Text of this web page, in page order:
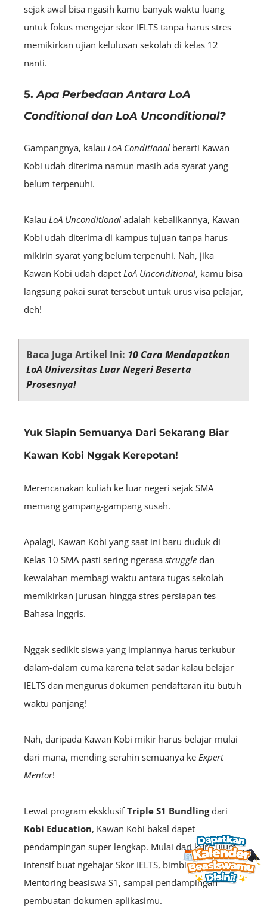
sejak awal bisa ngasih kamu banyak waktu luang
untuk fokus mengejar skor IELTS tanpa harus stres
memikirkan ujian kelulusan sekolah di kelas 12
nanti.
5.Apa Perbedaan Antara LoA
Conditional dan LoA Unconditional?
Gampangnya, kalau LoA Conditional berarti Kawan
Kobi udah diterima namun masih ada syarat yang
belum terpenuhi.
Kalau LoA Unconditional adalah kebalikannya, Kawan
Kobi udah diterima di kampus tujuan tanpa harus
mikirin syarat yang belum terpenuhi. Nah, jika
Kawan Kobi udah dapet LoA Unconditional, kamu bisa
langsung pakai surat tersebut untuk urus visa pelajar,
deh!
Baca Juga Artikel Ini: 10 Cara Mendapatkan
LoA Universitas Luar Negeri Beserta
Prosesnya!
Yuk Siapin Semuanya Dari Sekarang Biar
Kawan Kobi Nggak Kerepotan!
Merencanakan kuliah ke luar negeri sejak SMA
memang gampang-gampang susah.
Apalagi, Kawan Kobi yang saat ini baru duduk di
Kelas 10 SMA pasti sering ngerasa struggle dan
kewalahan membagi waktu antara tugas sekolah
memikirkan jurusan hingga stres persiapan tes
Bahasa Inggris.
Nggak sedikit siswa yang impiannya harus terkubur
dalam-dalam cuma karena telat sadar kalau belajar
IELTS dan mengurus dokumen pendaftaran itu butuh
waktu panjang!
Nah, daripada Kawan Kobi mikir harus belajar mulai
dari mana, mending serahin semuanya ke Expert
Mentor!
Lewat program eksklusifTriple S1 Bundlingdari
Kobi Education, Kawan Kobi bakal dapet
pendampingan super lengkap. Mulai dari kurikulum
intensif buat ngehajar Skor IELTS, bimbingan
Mentoring beasiswa S1, sampai pendampingan
pembuatan dokumen aplikasimu.